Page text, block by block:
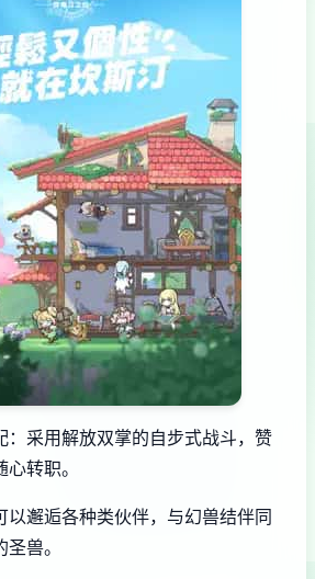
：采用解放双掌的自步式战斗，赞
转职。
以邂逅各种类伙伴，与幻兽结伴同
兽。